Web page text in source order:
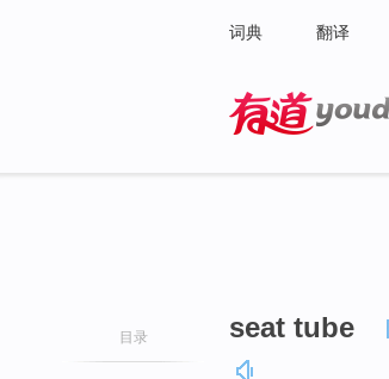
词典 翻译
目录 seat tube